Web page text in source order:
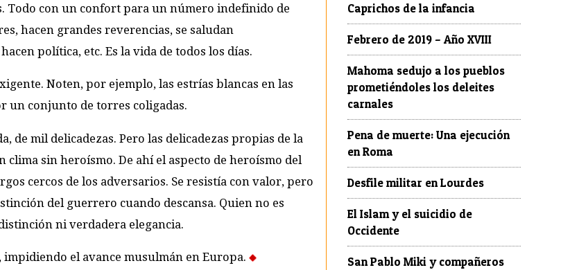
con un confort para un número indefinido de
hacen grandes reverencias, se saludan
política, etc. Es la vida de todos los días.
Noten, por ejemplo, las estrías blancas en las
un conjunto de torres coligadas.
de mil delicadezas. Pero las delicadezas propias de la
sin heroísmo. De ahí el aspecto de heroísmo del
cercos de los adversarios. Se resistía con valor, pero
del guerrero cuando descansa. Quien no es
ni verdadera elegancia.
el avance musulmán en Europa.
Caprichos de la infancia
Febrero de 2019 – Año XVIII
Mahoma sedujo a los pueblos
prometiéndoles los deleites
carnales
Pena de muerte: Una ejecución
en Roma
Desfile militar en Lourdes
El Islam y el suicidio de
Occidente
San Pablo Miki y compañeros